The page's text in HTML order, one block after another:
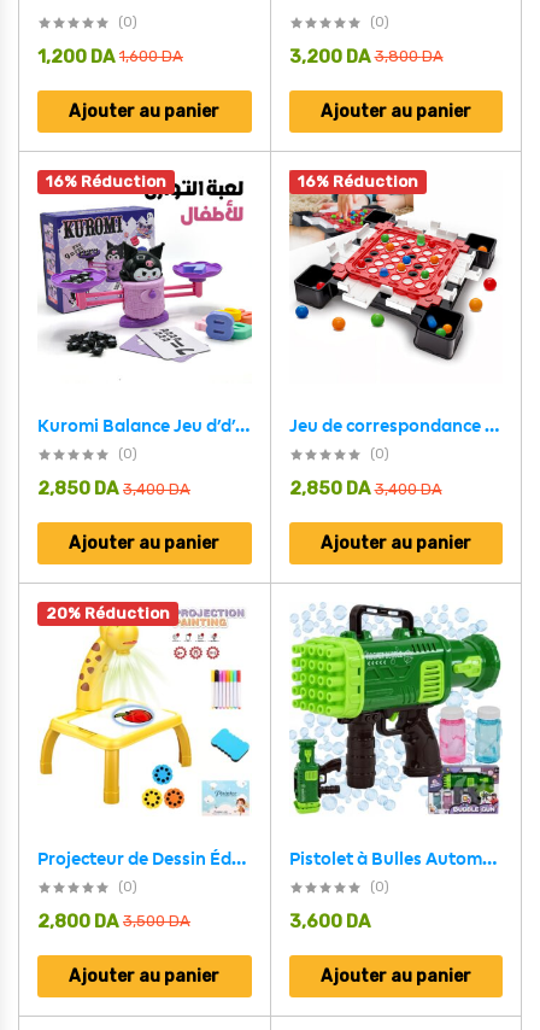
(0)
1,600DA
1,200 DA
Ajouter au panier
(0)
3,800DA
3,200 DA
Ajouter au panier
16% Réduction
Kuromi Balance Jeu d’d’apprentissage et mathématiques sympa – لعبة تعليمية للأطفال
(0)
3,400DA
2,850 DA
Ajouter au panier
16% Réduction
Jeu de correspondance de perles colorées – لعبة الكرات الملونة
(0)
3,400DA
2,850 DA
Ajouter au panier
20% Réduction
Projecteur de Dessin Éducatif pour Enfants Giraffe – بروجيكتور رسم تعليمي للأطفال
(0)
3,500DA
2,800 DA
Ajouter au panier
Pistolet à Bulles Automatique pour Enfants – مسدس الفقاعات الأوتوماتيكي للأطفال
(0)
3,600 DA
Ajouter au panier